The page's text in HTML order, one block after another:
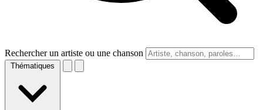
Rechercher un artiste ou une chanson
Thématiques